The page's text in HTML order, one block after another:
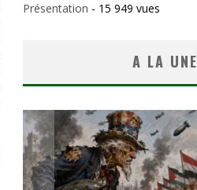
Présentation - 15 949 vues
A LA UNE